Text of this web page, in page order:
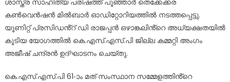
കൺവെൻഷൻ മിൽബാർ ഓഡിറ്റോറിയത്തിൽ നടത്തപ്പെട്ടു.
യൂണിറ്റ് പ്രസിഡൻ്റ് ഡി രാജപ്പൻ ഒഴാങ്കലിൻ്റെ അധ്യക്ഷതയിൽ
കൂടിയ യോഗത്തിൽ കെ.എസ്.എസ്.പി ജില്ല കമ്മറ്റി അംഗം
അജീഷ് ചന്ദ്രൻ ഉദ്ഘാടനം ചെയ്തു.
കെ.എസ്.എസ്.പി 61-ാം മത് സംസ്ഥാന സമ്മേളത്തിൻ്റെ